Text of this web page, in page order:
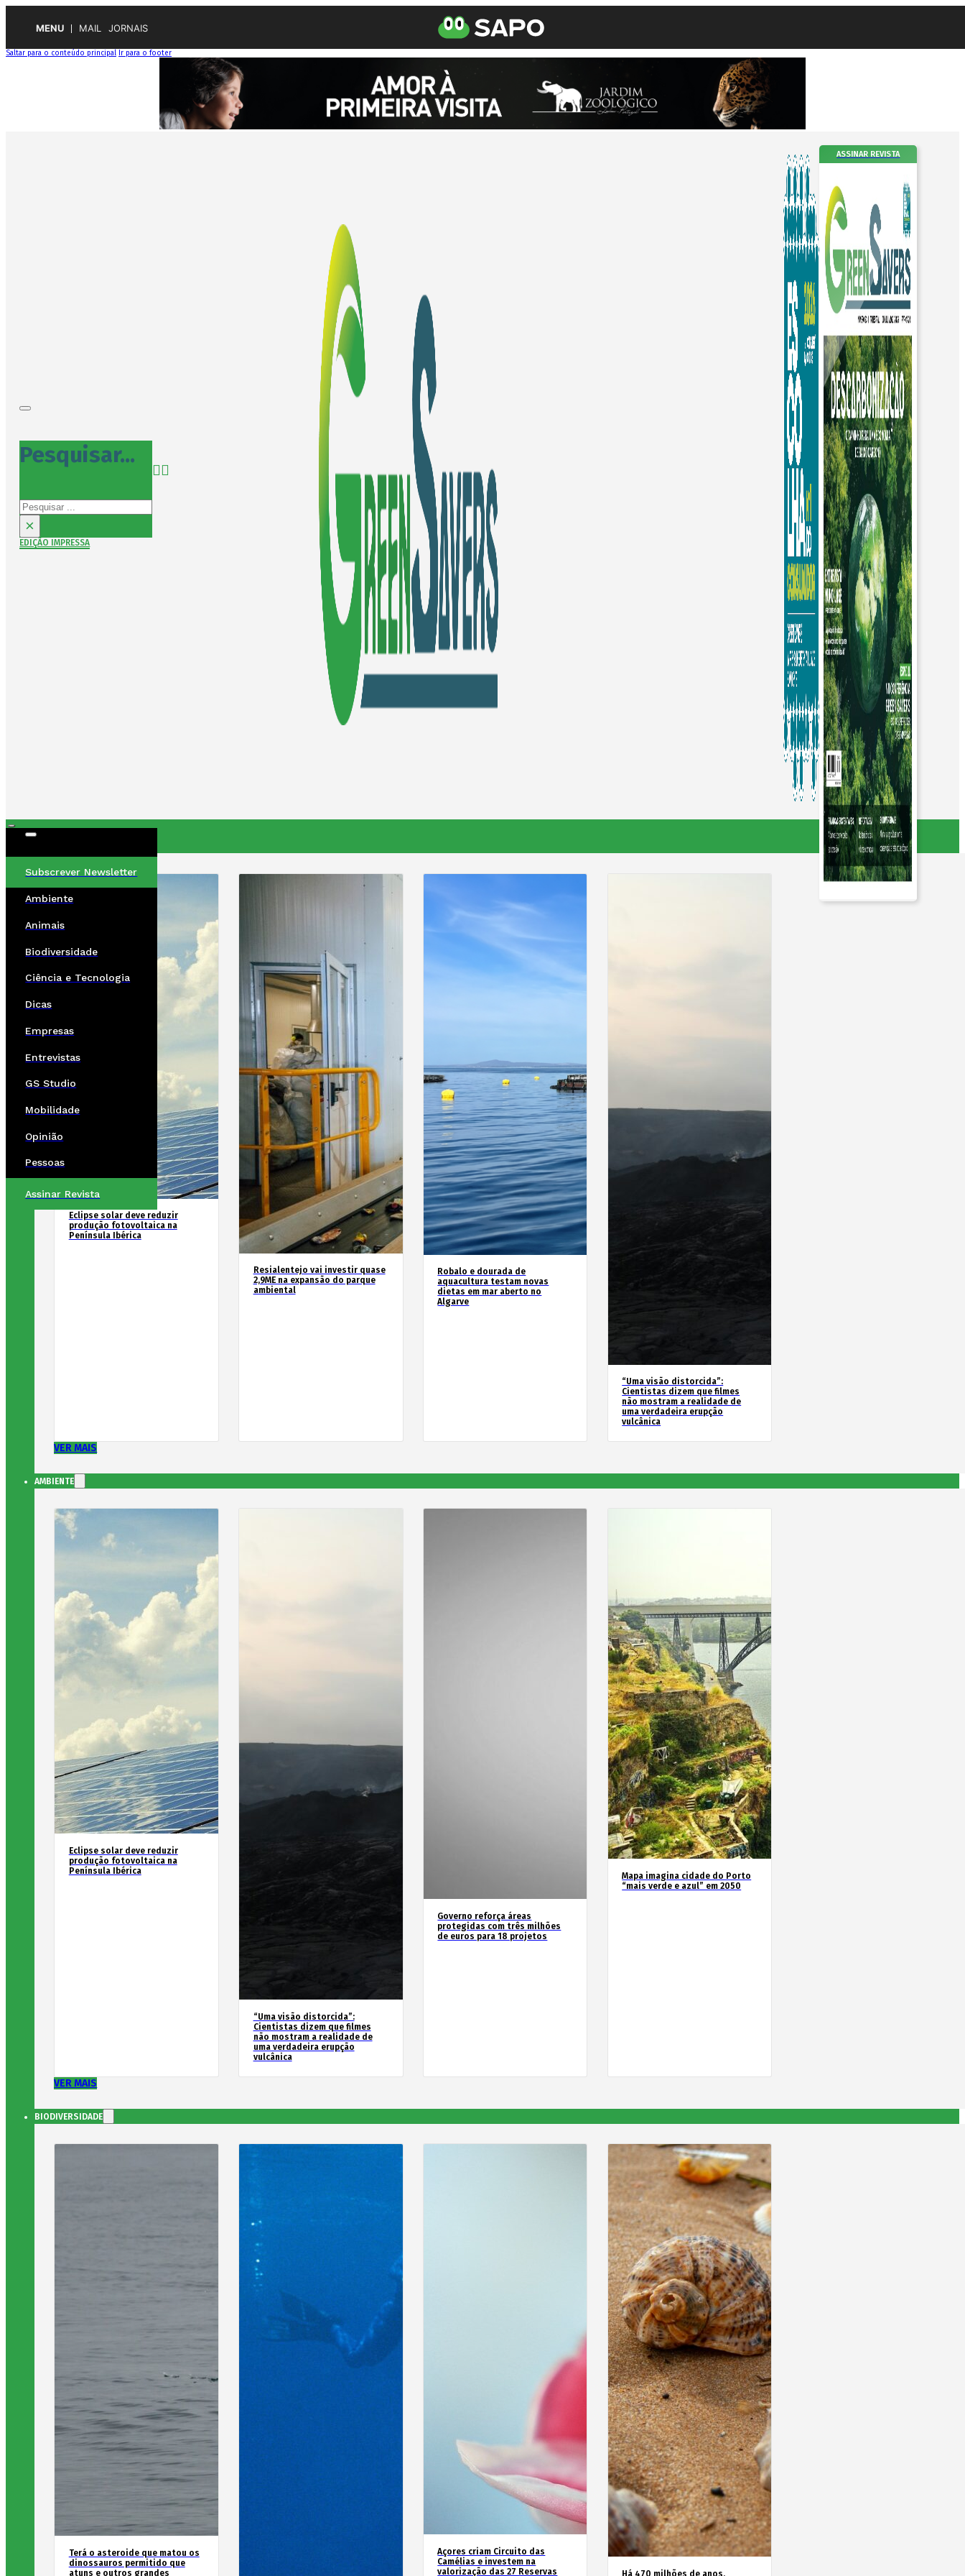
MENU MAIL JORNAIS
Saltar para o conteúdo principal Ir para o footer
Pesquisar...
Pesquisar
×
EDIÇÃO IMPRESSA
ASSINAR REVISTA
Subscrever Newsletter
Ambiente
Animais
Biodiversidade
Ciência e Tecnologia
Dicas
Empresas
Entrevistas
GS Studio
Mobilidade
Opinião
Pessoas
Assinar Revista
Eclipse solar deve reduzir
produção fotovoltaica na
Península Ibérica
Resialentejo vai investir quase
2,9ME na expansão do parque
ambiental
Robalo e dourada de
aquacultura testam novas
dietas em mar aberto no
Algarve
“Uma visão distorcida”:
Cientistas dizem que filmes
não mostram a realidade de
uma verdadeira erupção
vulcânica
VER MAIS
AMBIENTE
Eclipse solar deve reduzir
produção fotovoltaica na
Península Ibérica
“Uma visão distorcida”:
Cientistas dizem que filmes
não mostram a realidade de
uma verdadeira erupção
vulcânica
Governo reforça áreas
protegidas com três milhões
de euros para 18 projetos
Mapa imagina cidade do Porto
“mais verde e azul” em 2050
VER MAIS
BIODIVERSIDADE
Terá o asteroide que matou os
dinossauros permitido que
atuns e outros grandes
Açores criam Circuito das
Camélias e investem na
valorização das 27 Reservas
Há 470 milhões de anos,